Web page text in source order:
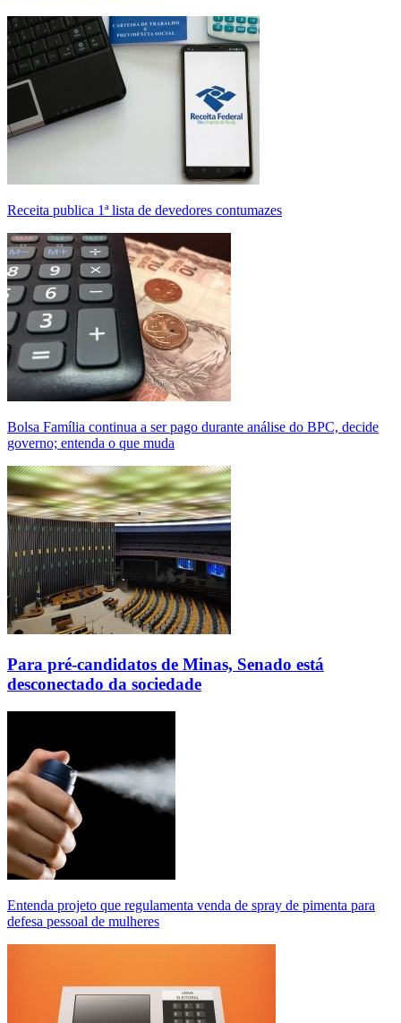
Receita publica 1ª lista de devedores contumazes
Bolsa Família continua a ser pago durante análise do BPC, decide
governo; entenda o que muda
Para pré-candidatos de Minas, Senado está
desconectado da sociedade
Entenda projeto que regulamenta venda de spray de pimenta para
defesa pessoal de mulheres